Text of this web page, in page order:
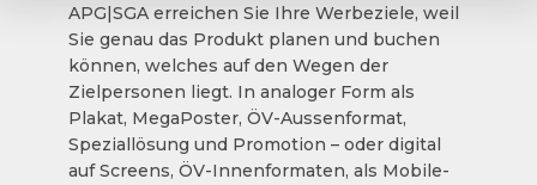
APG|SGA erreichen Sie Ihre Werbeziele, weil
Sie genau das Produkt planen und buchen
können, welches auf den Wegen der
Zielpersonen liegt. In analoger Form als
Plakat, MegaPoster, ÖV-Aussenformat,
Speziallösung und Promotion – oder digital
auf Screens, ÖV-Innenformaten, als Mobile-